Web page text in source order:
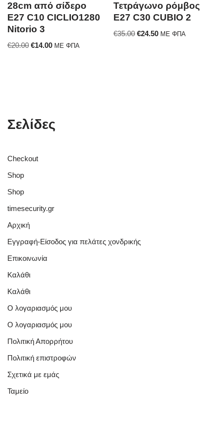
28cm από σίδερο
E27 C10 CICLIO1280
Nitorio 3
€20.00 €14.00 ΜΕ ΦΠΑ
Τετράγωνο ρόμβος
E27 C30 CUBIO 2
€35.00 €24.50 ΜΕ ΦΠΑ
Σελίδες
Checkout
Shop
Shop
timesecurity.gr
Αρχική
Εγγραφή-Είσοδος για πελάτες χονδρικής
Επικοινωνία
Καλάθι
Καλάθι
Ο λογαριασμός μου
Ο λογαριασμός μου
Πολιτική Απορρήτου
Πολιτική επιστροφών
Σχετικά με εμάς
Ταμείο